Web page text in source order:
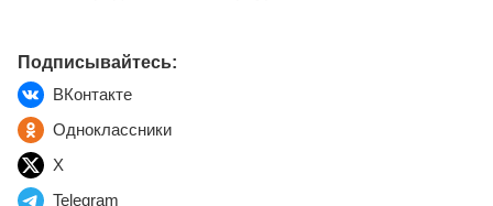
Подписывайтесь:
ВКонтакте
Одноклассники
X
Telegram